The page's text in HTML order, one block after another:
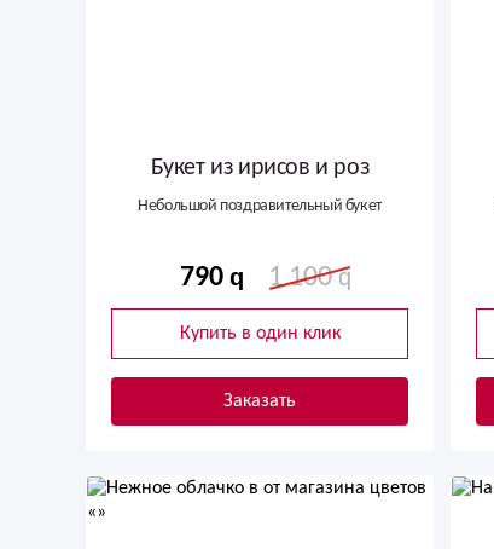
Букет из ирисов и роз
Небольшой поздравительный букет
790 1 100
Купить в один клик
Заказать